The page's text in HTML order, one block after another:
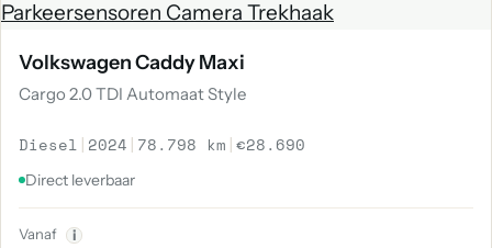
Volkswagen Caddy Maxi
Cargo 2.0 TDI Automaat Style
Diesel | 2024 | 78.798 km |€28.690
Direct leverbaar
Vanaf i